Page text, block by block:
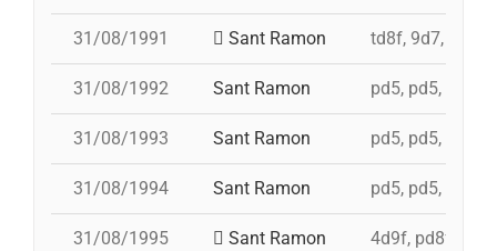
31/08/1991 Sant Ramon td8f, 9d7, 5d7,
31/08/1992 Sant Ramon pd5, pd5, pd5,
31/08/1993 Sant Ramon pd5, pd5, pd5,
31/08/1994 Sant Ramon pd5, pd5, pd5,
31/08/1995 Sant Ramon 4d9f, pd8fmc,